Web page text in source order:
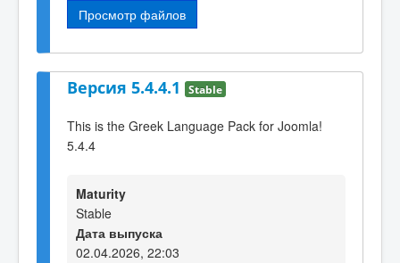
Просмотр файлов
Версия 5.4.4.1 Stable
This is the Greek Language Pack for Joomla!
5.4.4
Maturity
Stable
Дата выпуска
02.04.2026, 22:03